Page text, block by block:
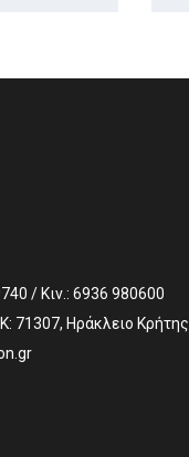
/ Κιν.: 6936 980600
71307, Ηράκλειο Κρήτης